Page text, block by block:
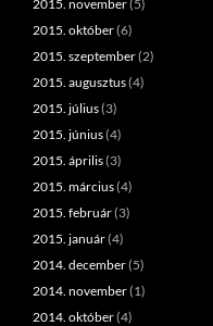
2015. november(5)
2015. október(6)
2015. szeptember(2)
2015. augusztus(4)
2015. július(3)
2015. június(4)
2015. április(3)
2015. március(4)
2015. február(3)
2015. január(4)
2014. december(5)
2014. november(1)
2014. október(4)